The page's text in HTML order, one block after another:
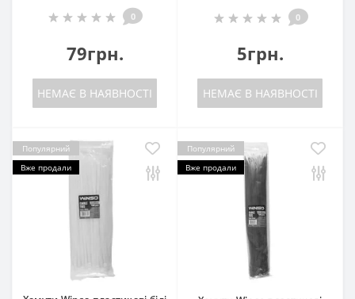
0
79грн.
НЕМАЄ В НАЯВНОСТІ
0
5грн.
НЕМАЄ В НАЯВНОСТІ
Популярний
Вже продали
Популярний
Вже продали